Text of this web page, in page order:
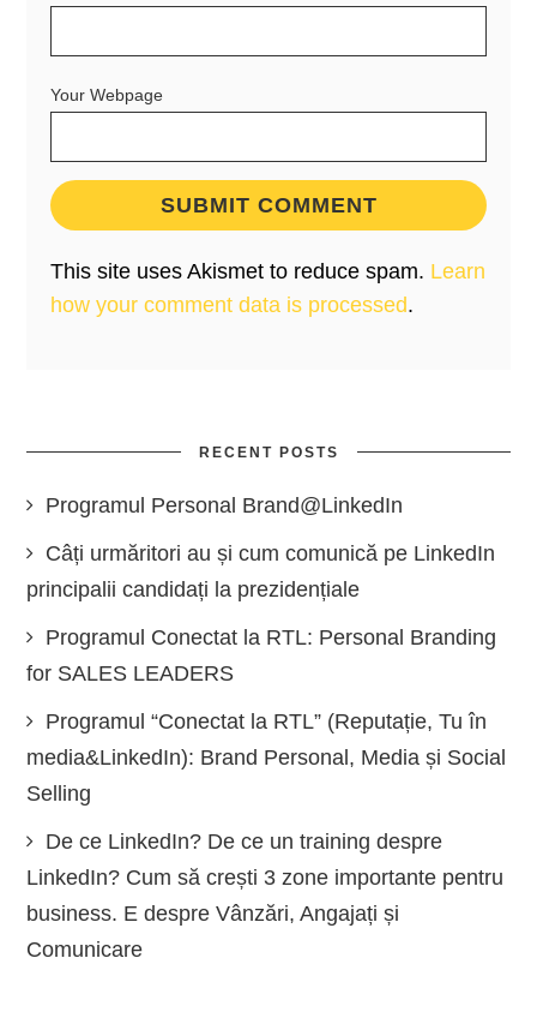
Your Webpage
This site uses Akismet to reduce spam. Learn
how your comment data is processed.
RECENT POSTS
Programul Personal Brand@LinkedIn
Câți urmăritori au și cum comunică pe LinkedIn
principalii candidați la prezidențiale
Programul Conectat la RTL: Personal Branding
for SALES LEADERS
Programul “Conectat la RTL” (Reputație, Tu în
media&LinkedIn): Brand Personal, Media și Social
Selling
De ce LinkedIn? De ce un training despre
LinkedIn? Cum să crești 3 zone importante pentru
business. E despre Vânzări, Angajați și
Comunicare